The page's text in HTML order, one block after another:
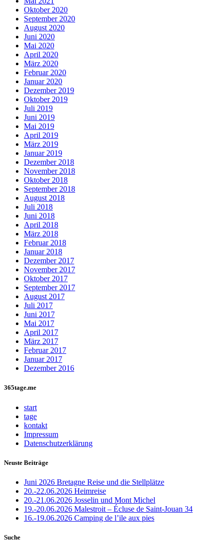
Oktober 2020
September 2020
August 2020
Juni 2020
Mai 2020
April 2020
März 2020
Februar 2020
Januar 2020
Dezember 2019
Oktober 2019
Juli 2019
Juni 2019
Mai 2019
April 2019
März 2019
Januar 2019
Dezember 2018
November 2018
Oktober 2018
September 2018
August 2018
Juli 2018
Juni 2018
April 2018
März 2018
Februar 2018
Januar 2018
Dezember 2017
November 2017
Oktober 2017
September 2017
August 2017
Juli 2017
Juni 2017
Mai 2017
April 2017
März 2017
Februar 2017
Januar 2017
Dezember 2016
365tage.me
start
tage
kontakt
Impressum
Datenschutzerklärung
Neuste Beiträge
Juni 2026 Bretagne Reise und die Stellplätze
20.-22.06.2026 Heimreise
20.-21.06.2026 Josselin und Mont Michel
19.-20.06.2026 Malestroit – Écluse de Saint-Jouan 34
16.-19.06.2026 Camping de l’ile aux pies
Suche